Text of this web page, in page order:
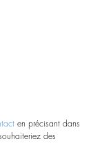
en précisant dans
des